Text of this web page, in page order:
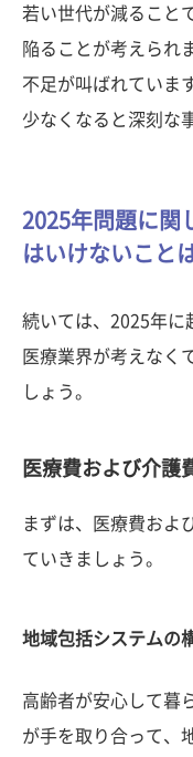
若い世代が減ること
陥ることが考えられ
不足が叫ばれていま
少なくなると深刻な
2025年問題に関
はいけないこと
続いては、2025年に
医療業界が考えなく
しょう。
医療費および介護
まずは、医療費およ
ていきましょう。
地域包括システムの
高齢者が安心して暮
が手を取り合って、